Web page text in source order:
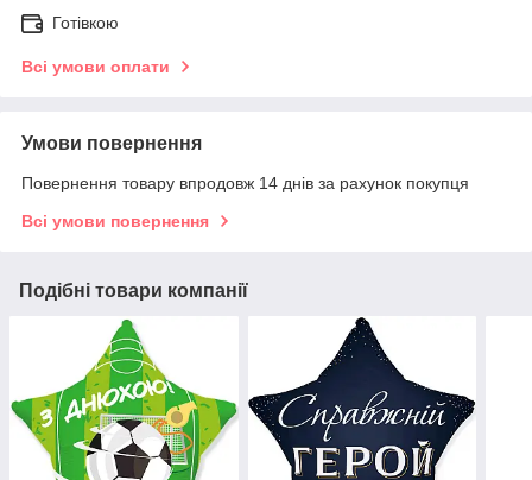
Готівкою
Всі умови оплати
Умови повернення
Повернення товару впродовж 14 днів за рахунок покупця
Всі умови повернення
Подібні товари компанії